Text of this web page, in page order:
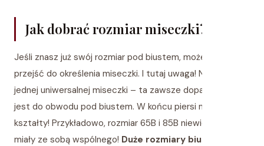
Jak dobrać rozmiar miseczki?
Jeśli znasz już swój rozmiar pod biustem, możemy
przejść do określenia miseczki. I tutaj uwaga! Nie ma
jednej uniwersalnej miseczki – ta zawsze dopasowana
jest do obwodu pod biustem. W końcu piersi mają różne
kształty! Przykładowo, rozmiar 65B i 85B niewiele będą
miały ze sobą wspólnego! Duże rozmiary biustonoszy